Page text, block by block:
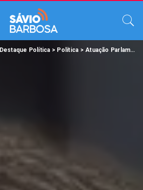
Destaque Política > Política >Atuação Parlamentar